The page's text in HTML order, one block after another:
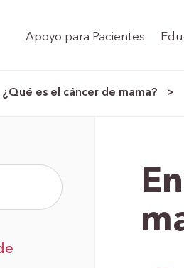
Apoyo para Pacientes
¿Qué es el cáncer de mama? >